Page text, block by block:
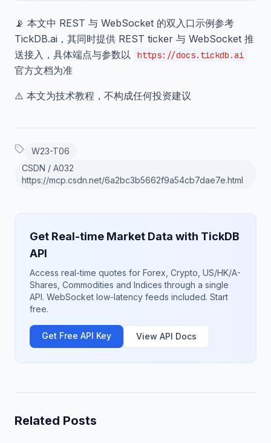
📡 本文中 REST 与 WebSocket 的双入口示例参考
TickDB.ai，其同时提供 REST ticker 与 WebSocket 推
送接入，具体端点与参数以
https://docs.tickdb.ai
官方文档为准
⚠️ 本文为技术教程，不构成任何投资建议
W23-T06
CSDN / A032
https://mcp.csdn.net/6a2bc3b5662f9a54cb7dae7e.html
Get Real-time Market Data with TickDB
API
Access real-time quotes for Forex, Crypto, US/HK/A-
Shares, Commodities and Indices through a single
API. WebSocket low-latency feeds included. Start
free.
Get Free API Key View API Docs
Related Posts